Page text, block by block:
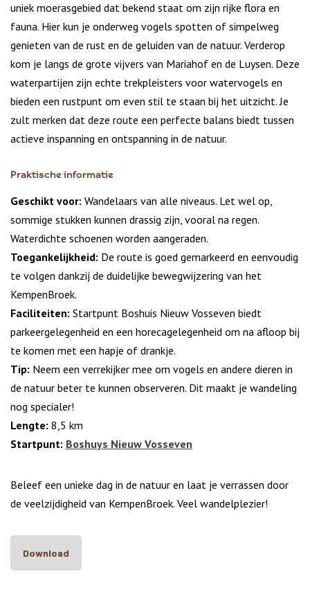
uniek moerasgebied dat bekend staat om zijn rijke flora en
fauna. Hier kun je onderweg vogels spotten of simpelweg
genieten van de rust en de geluiden van de natuur. Verderop
kom je langs de grote vijvers van Mariahof en de Luysen. Deze
waterpartijen zijn echte trekpleisters voor watervogels en
bieden een rustpunt om even stil te staan bij het uitzicht. Je
zult merken dat deze route een perfecte balans biedt tussen
actieve inspanning en ontspanning in de natuur.
Praktische informatie
Geschikt voor: Wandelaars van alle niveaus. Let wel op,
sommige stukken kunnen drassig zijn, vooral na regen.
Waterdichte schoenen worden aangeraden.
Toegankelijkheid: De route is goed gemarkeerd en eenvoudig
te volgen dankzij de duidelijke bewegwijzering van het
KempenBroek.
Faciliteiten: Startpunt Boshuis Nieuw Vosseven biedt
parkeergelegenheid en een horecagelegenheid om na afloop bij
te komen met een hapje of drankje.
Tip: Neem een verrekijker mee om vogels en andere dieren in
de natuur beter te kunnen observeren. Dit maakt je wandeling
nog specialer!
Lengte: 8,5 km
Startpunt: Boshuys Nieuw Vosseven
Beleef een unieke dag in de natuur en laat je verrassen door
de veelzijdigheid van KempenBroek. Veel wandelplezier!
Download